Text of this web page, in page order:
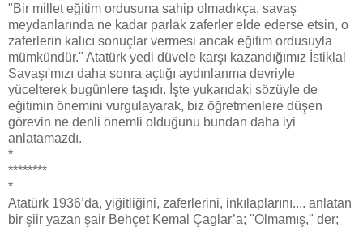
"Bir millet eğitim ordusuna sahip olmadıkça, savaş
meydanlarında ne kadar parlak zaferler elde ederse etsin, o
zaferlerin kalıcı sonuçlar vermesi ancak eğitim ordusuyla
mümkündür." Atatürk yedi düvele karşı kazandığımız İstiklal
Savaşı'mızı daha sonra açtığı aydınlanma devriyle
yücelterek bugünlere taşıdı. İşte yukarıdaki sözüyle de
eğitimin önemini vurgulayarak, biz öğretmenlere düşen
görevin ne denli önemli olduğunu bundan daha iyi
anlatamazdı.
*
********
*
Atatürk 1936’da, yiğitliğini, zaferlerini, inkılaplarını.... anlatan
bir şiir yazan şair Behçet Kemal Çaglar’a; "Olmamış," der;